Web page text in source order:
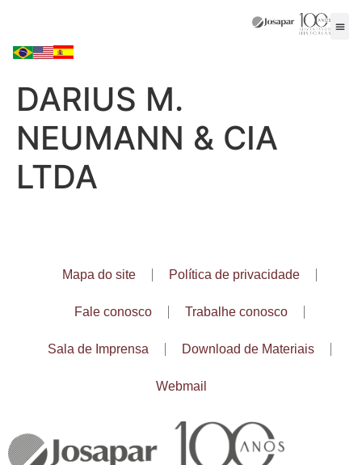
DARIUS M.
NEUMANN & CIA
LTDA
Mapa do site Política de privacidade
Fale conosco Trabalhe conosco
Sala de Imprensa Download de Materiais
Webmail